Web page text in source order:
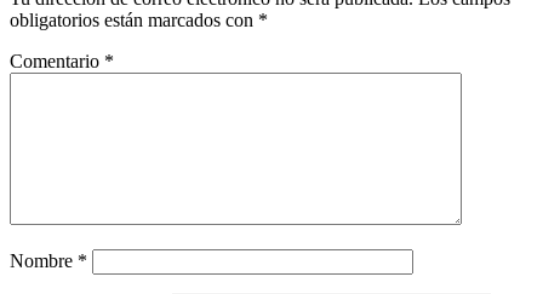
obligatorios están marcados con *
Comentario *
Nombre *